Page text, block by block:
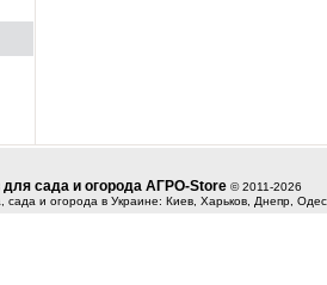
для сада и огорода АГРО-Store © 2011-2026
сада и огорода в Украине: Киев, Харьков, Днепр,